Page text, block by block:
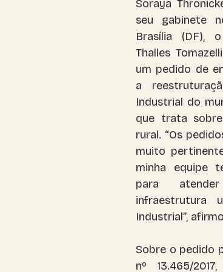
Soraya
seu gabinete
Brasília (DF),
Thalles
um pedido de
a
Industrial do
que trata
rural. “Os
muito
minha equipe
para
infraestrutura
Industrial”,
Sobre o pedido
nº 13.465/